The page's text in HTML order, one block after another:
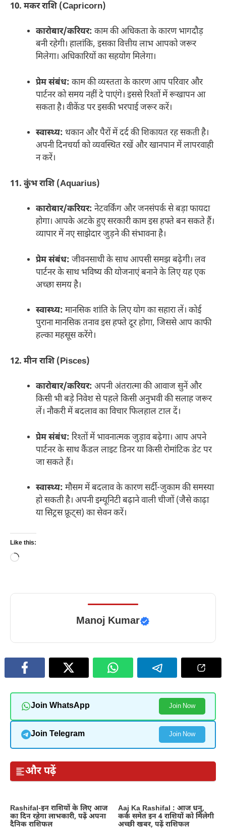
10. मकर राशि (Capricorn)
कारोबार/करियर: काम की अधिकता के कारण भागदौड़
बनी रहेगी। हालांकि, इसका वित्तीय लाभ आपको जरूर
मिलेगा। अधिकारियों का सहयोग मिलेगा।
प्रेम संबंध: काम की व्यस्तता के कारण आप परिवार और
पार्टनर को समय नहीं दे पाएंगे। इससे रिश्तों में रूखापन आ
सकता है। वीकेंड पर इसकी भरपाई जरूर करें।
स्वास्थ्य: थकान और पैरों में दर्द की शिकायत रह सकती है।
अपनी दिनचर्या को व्यवस्थित रखें और खानपान में लापरवाही
न करें।
11. कुंभ राशि (Aquarius)
कारोबार/करियर: नेटवर्किंग और जनसंपर्क से बड़ा फायदा
होगा। आपके अटके हुए सरकारी काम इस हफ्ते बन सकते हैं।
व्यापार में नए साझेदार जुड़ने की संभावना है।
प्रेम संबंध: जीवनसाथी के साथ आपसी समझ बढ़ेगी। लव
पार्टनर के साथ भविष्य की योजनाएं बनाने के लिए यह एक
अच्छा समय है।
स्वास्थ्य: मानसिक शांति के लिए योग का सहारा लें। कोई
पुराना मानसिक तनाव इस हफ्ते दूर होगा, जिससे आप काफी
हल्का महसूस करेंगे।
12. मीन राशि (Pisces)
कारोबार/करियर: अपनी अंतरात्मा की आवाज सुनें और
किसी भी बड़े निवेश से पहले किसी अनुभवी की सलाह जरूर
लें। नौकरी में बदलाव का विचार फिलहाल टाल दें।
प्रेम संबंध: रिश्तों में भावनात्मक जुड़ाव बढ़ेगा। आप अपने
पार्टनर के साथ कैंडल लाइट डिनर या किसी रोमांटिक डेट पर
जा सकते हैं।
स्वास्थ्य: मौसम में बदलाव के कारण सर्दी-जुकाम की समस्या
हो सकती है। अपनी इम्यूनिटी बढ़ाने वाली चीजों (जैसे काढ़ा
या सिट्रस फ्रूट्स) का सेवन करें।
Like this:
Loading…
Manoj Kumar
Join WhatsApp Join Now
Join Telegram Join Now
और पढ़ें
Rashifal-इन राशियों के लिए आज
का दिन रहेगा लाभकारी, पढ़ें अपना
दैनिक राशिफल
Aaj Ka Rashifal : आज धनु,
कर्क समेत इन 4 राशियों को मिलेगी
अच्छी खबर, पढ़ें राशिफल